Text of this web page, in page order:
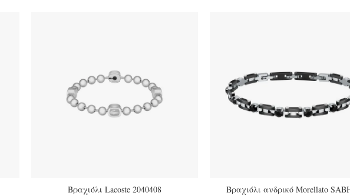
Βραχιόλι Lacoste 2040408 Βραχιόλι ανδρικό Morellato